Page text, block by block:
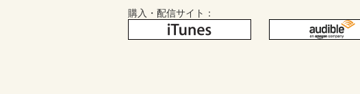
購入・配信サイト：